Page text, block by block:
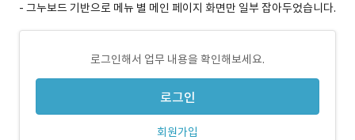
- 그누보드 기반으로 메뉴 별 메인 페이지 화면만 일부 잡아두었습니다.
로그인해서 업무 내용을 확인해보세요.
로그인
회원가입